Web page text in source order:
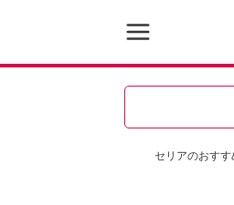
セリアのおすす